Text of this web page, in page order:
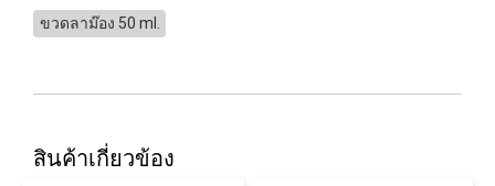
ขวดลาม๊อง 50 ml.
สินค้าเกี่ยวข้อง